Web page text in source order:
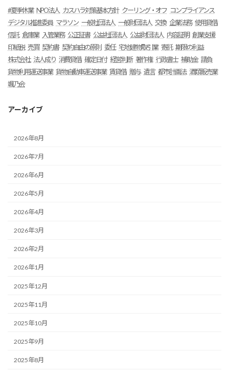
#夏季休業 NPO法人 カスハラ対策基本方針 クーリング・オフ コンプライアンス
デジタル推進委員 マラソン 一般社団法人 一般財団法人 交換 企業法務 使用貸借
信託 倉庫業 入管業務 公正証書 公益社団法人 公益財団法人 内容証明 創業支援
印紙税 売買 契約書 契約自由の原則 委任 宅地建物取引業 寄託 期限の利益
株式会社 法人成り 消費貸借 確定日付 経営判断 著作権 行政書士 補助金 請負
貨物利用運送事業 貨物自動車運送事業 賃貸借 贈与 遺言 都市計画法 酒類販売業
颯乃会
アーカイブ
2026年8月
2026年7月
2026年6月
2026年5月
2026年4月
2026年3月
2026年2月
2026年1月
2025年12月
2025年11月
2025年10月
2025年9月
2025年8月